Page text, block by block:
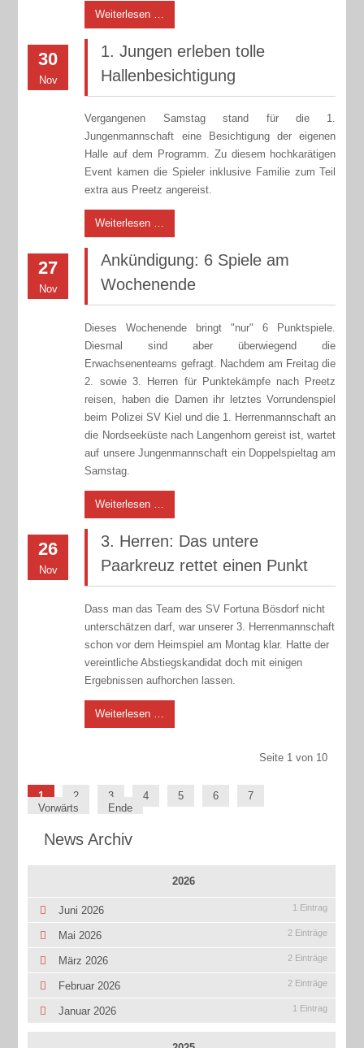
Weiterlesen …
30
Nov
1. Jungen erleben tolle
Hallenbesichtigung
Vergangenen Samstag stand für die 1.
Jungenmannschaft eine Besichtigung der eigenen
Halle auf dem Programm. Zu diesem hochkarätigen
Event kamen die Spieler inklusive Familie zum Teil
extra aus Preetz angereist.
Weiterlesen …
27
Nov
Ankündigung: 6 Spiele am
Wochenende
Dieses Wochenende bringt "nur" 6 Punktspiele.
Diesmal sind aber überwiegend die
Erwachsenenteams gefragt. Nachdem am Freitag die
2. sowie 3. Herren für Punktekämpfe nach Preetz
reisen, haben die Damen ihr letztes Vorrundenspiel
beim Polizei SV Kiel und die 1. Herrenmannschaft an
die Nordseeküste nach Langenhorn gereist ist, wartet
auf unsere Jungenmannschaft ein Doppelspieltag am
Samstag.
Weiterlesen …
26
Nov
3. Herren: Das untere
Paarkreuz rettet einen Punkt
Dass man das Team des SV Fortuna Bösdorf nicht
unterschätzen darf, war unserer 3. Herrenmannschaft
schon vor dem Heimspiel am Montag klar. Hatte der
vereintliche Abstiegskandidat doch mit einigen
Ergebnissen aufhorchen lassen.
Weiterlesen …
Seite 1 von 10
1 2 3 4 5 6
7
Vorwärts
Ende
News Archiv
2026
Juni 2026 1 Eintrag
Mai 2026 2 Einträge
März 2026 2 Einträge
Februar 2026 2 Einträge
Januar 2026 1 Eintrag